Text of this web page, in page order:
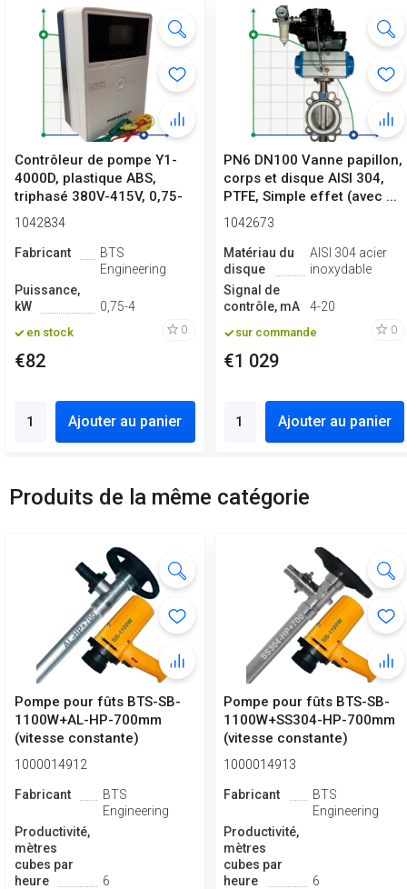
Contrôleur de pompe Y1-
4000D, plastique ABS,
triphasé 380V-415V, 0,75-
4kW
1042834
Fabricant
BTS
Engineering
Puissance,
kW
0,75-4
en stock 0
€82
Ajouter au panier
PN6 DN100 Vanne papillon,
corps et disque AISI 304,
PTFE, Simple effet (avec ...
1042673
Matériau du
disque
AISI 304 acier
inoxydable
Signal de
contrôle, mA
4-20
sur commande 0
€1 029
Ajouter au panier
Produits de la même catégorie
Pompe pour fûts BTS-SB-
1100W+AL-HP-700mm
(vitesse constante)
1000014912
Fabricant
BTS
Engineering
Productivité,
mètres
cubes par
heure
6
Pompe pour fûts BTS-SB-
1100W+SS304-HP-700mm
(vitesse constante)
1000014913
Fabricant
BTS
Engineering
Productivité,
mètres
cubes par
heure
6